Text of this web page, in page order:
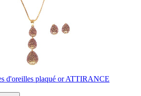
d'oreilles plaqué or ATTIRANCE